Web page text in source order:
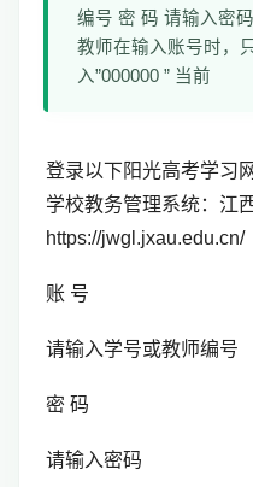
编号 密 码 请输入密
教师在输入账号时，
入”000000 ” 当前
登录以下阳光高考学习
学校教务管理系统： 江
https://jwgl.jxau.edu.cn/
账 号
请输入学号或教师编号
密 码
请输入密码